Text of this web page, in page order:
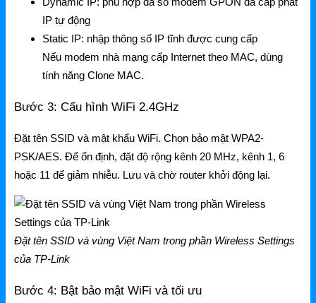
IP tự động
Static IP: nhập thông số IP tĩnh được cung cấp
Nếu modem nhà mạng cấp Internet theo MAC, dùng
tính năng Clone MAC.
Bước 3: Cấu hình WiFi 2.4GHz
Đặt tên SSID và mật khẩu WiFi. Chọn bảo mật WPA2-
PSK/AES. Để ổn định, đặt độ rộng kênh 20 MHz, kênh 1, 6
hoặc 11 để giảm nhiễu. Lưu và chờ router khởi động lại.
Đặt tên SSID và vùng Việt Nam trong phần Wireless Settings
của TP-Link
Bước 4: Bật bảo mật WiFi và tối ưu